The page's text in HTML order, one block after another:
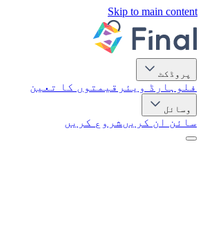
Skip to main content
پروڈکٹ
فلو ہارڈ ویئر قیمتوں کا تعین
وسائل
سائن ان کریںشروع کریں